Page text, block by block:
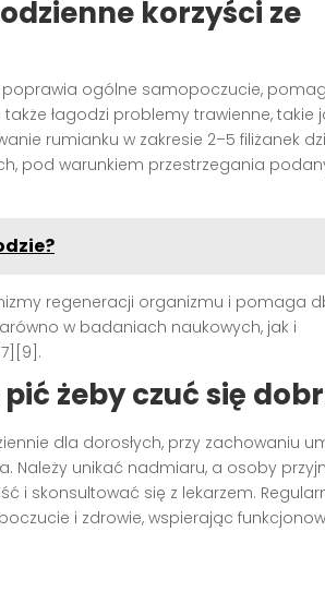
korzyści ze
poprawia ogólne samopoczucie,
łagodzi problemy trawienne, takie
rumianku w zakresie 2–5 filiżanek
pod warunkiem przestrzegania
regeneracji organizmu i pomaga
w badaniach naukowych, jak i
żeby czuć się
dla dorosłych, przy zachowaniu
Należy unikać nadmiaru, a osoby
i skonsultować się z lekarzem.
i zdrowie, wspierając